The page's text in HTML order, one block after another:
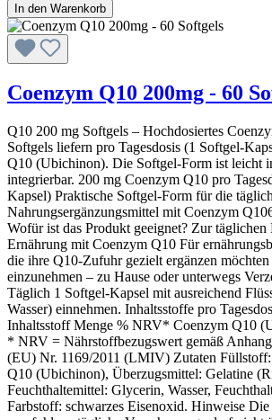
In den Warenkorb
Coenzym Q10 200mg - 60
Q10 200 mg Softgels – Hochdosiertes
Softgels liefern pro Tagesdosis (1 Softgel-
Q10 (Ubichinon). Die Softgel-Form ist leicht
integrierbar. 200 mg Coenzym Q10 pro
Kapsel) Praktische Softgel-Form für die
Nahrungsergänzungsmittel mit Coenzym
Wofür ist das Produkt geeignet? Zur täglichen
Ernährung mit Coenzym Q10 Für
die ihre Q10-Zufuhr gezielt ergänzen
einzunehmen – zu Hause oder unterwegs
Täglich 1 Softgel-Kapsel mit ausreichend
Wasser) einnehmen. Inhaltsstoffe pro
Inhaltsstoff Menge % NRV* Coenzym Q10
* NRV = Nährstoffbezugswert gemäß
(EU) Nr. 1169/2011 (LMIV) Zutaten
Q10 (Ubichinon), Überzugsmittel: Gelatine
Feuchthaltemittel: Glycerin, Wasser,
Farbstoff: schwarzes Eisenoxid. Hinweise Die